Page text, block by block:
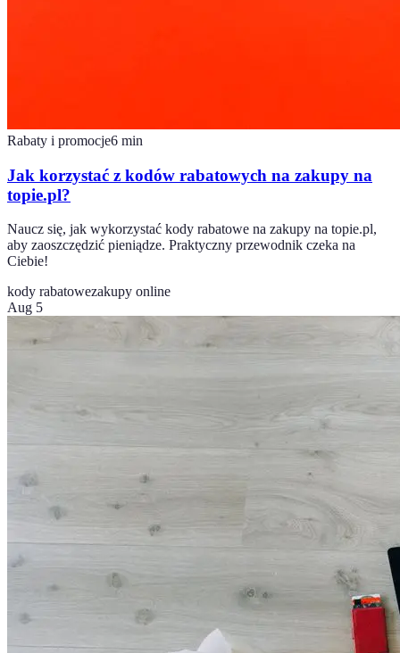
Rabaty i promocje6 min
Jak korzystać z kodów rabatowych na zakupy na
topie.pl?
Naucz się, jak wykorzystać kody rabatowe na zakupy na topie.pl,
aby zaoszczędzić pieniądze. Praktyczny przewodnik czeka na
Ciebie!
kody rabatowezakupy online
Aug 5